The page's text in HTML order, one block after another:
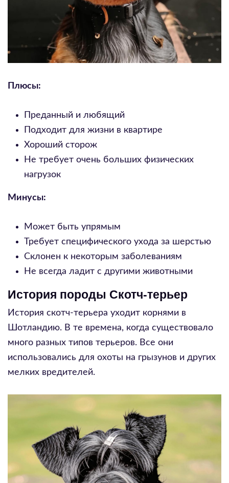
Плюсы:
Преданный и любящий
Подходит для жизни в квартире
Хороший сторож
Не требует очень больших физических
нагрузок
Минусы:
Может быть упрямым
Требует специфического ухода за шерстью
Склонен к некоторым заболеваниям
Не всегда ладит с другими животными
История породы Скотч-терьер
История скотч-терьера уходит корнями в
Шотландию. В те времена, когда существовало
много разных типов терьеров. Все они
использовались для охоты на грызунов и других
мелких вредителей.